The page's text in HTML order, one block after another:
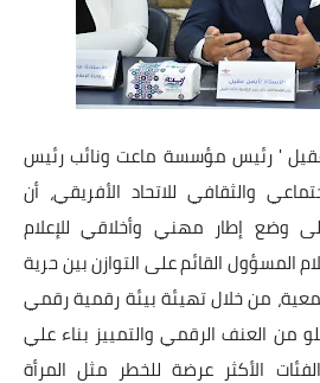
' رئيس مؤسسة ماعت ونائب رئيس
والثقافي للاتحاد الأفريقي، أن
وضع إطار مهني وأخلاقي للإعلام
المسؤول القائم على التوازن بين حرية
من خلال تهيئة بيئة رقمية رقمي
من العنف الرقمي والتمييز بناء علي
الأكثر عرضة للخطر مثل المرأة